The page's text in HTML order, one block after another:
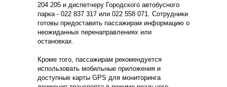
204 205 и диспетчеру Городского автобусного
парка - 022 837 317 или 022 558 071. Сотрудники
готовы предоставить пассажирам информацию о
неожиданных перенаправлениях или
остановках.
Кроме того, пассажирам рекомендуется
использовать мобильные приложения и
доступные карты GPS для мониторинга